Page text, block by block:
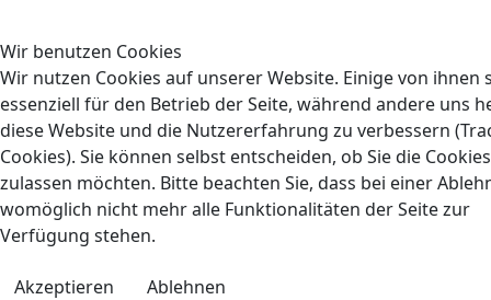
Wir benutzen Cookies
Wir nutzen Cookies auf unserer Website. Einige von ihnen
essenziell für den Betrieb der Seite, während andere uns
diese Website und die Nutzererfahrung zu verbessern
Cookies). Sie können selbst entscheiden, ob Sie die Cookies
zulassen möchten. Bitte beachten Sie, dass bei einer
womöglich nicht mehr alle Funktionalitäten der Seite zur
Verfügung stehen.
Akzeptieren
Ablehnen